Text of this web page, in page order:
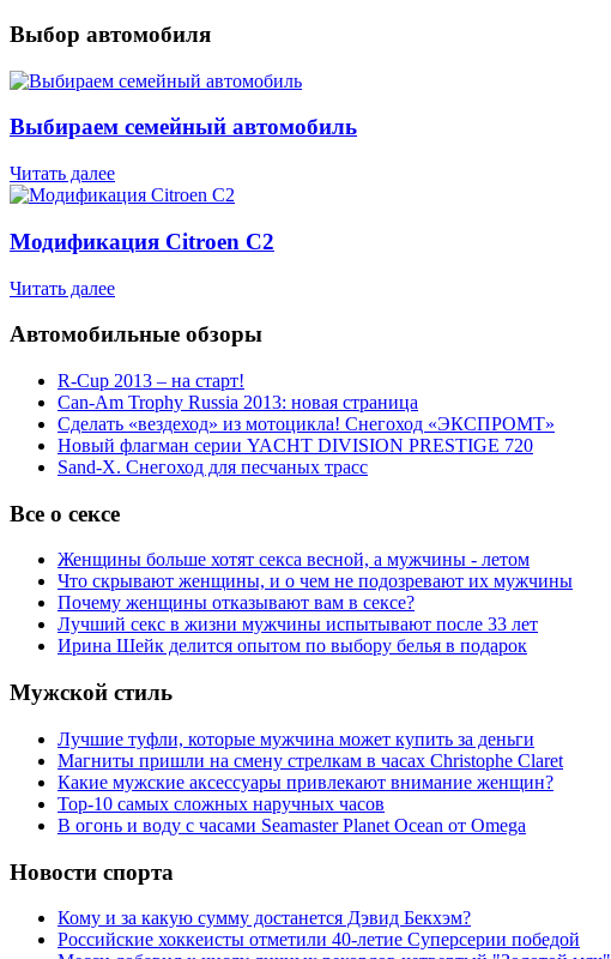
Выбор автомобиля
Выбираем семейный автомобиль
Читать далее
Модификация Citroen С2
Читать далее
Автомобильные обзоры
R-Cup 2013 – на старт!
Can-Am Trophy Russia 2013: новая страница
Сделать «вездеход» из мотоцикла! Снегоход «ЭКСПРОМТ»
Новый флагман серии YACHT DIVISION PRESTIGE 720
Sand-X. Снегоход для песчаных трасс
Все о сексе
Женщины больше хотят секса весной, а мужчины - летом
Что скрывают женщины, и о чем не подозревают их мужчины
Почему женщины отказывают вам в сексе?
Лучший секс в жизни мужчины испытывают после 33 лет
Ирина Шейк делится опытом по выбору белья в подарок
Мужской стиль
Лучшие туфли, которые мужчина может купить за деньги
Магниты пришли на смену стрелкам в часах Christophe Claret
Какие мужские аксессуары привлекают внимание женщин?
Top-10 самых сложных наручных часов
В огонь и воду с часами Seamaster Planet Ocean от Omega
Новости спорта
Кому и за какую сумму достанется Дэвид Бекхэм?
Российские хоккеисты отметили 40-летие Суперсерии победой